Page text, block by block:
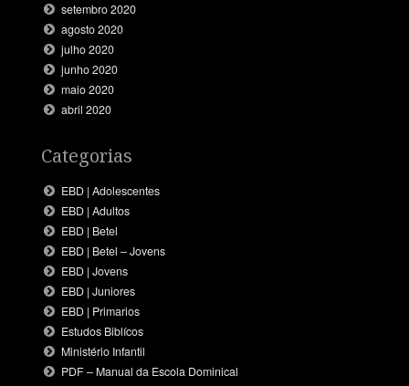
setembro 2020
agosto 2020
julho 2020
junho 2020
maio 2020
abril 2020
Categorias
EBD | Adolescentes
EBD | Adultos
EBD | Betel
EBD | Betel – Jovens
EBD | Jovens
EBD | Juniores
EBD | Primarios
Estudos Biblícos
Ministério Infantil
PDF – Manual da Escola Dominical